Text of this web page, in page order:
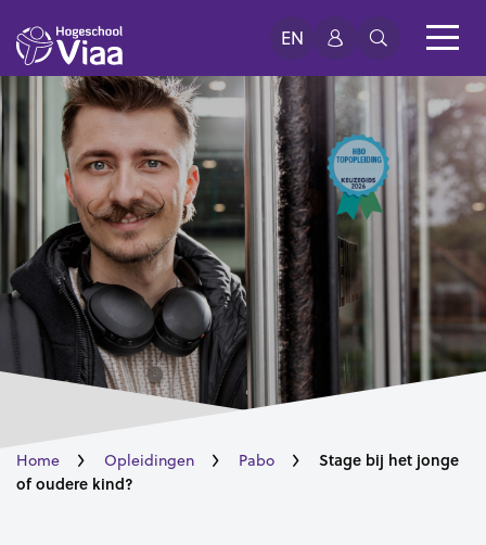
EN
Home Opleidingen Pabo
Stage bij het jonge
of oudere kind?